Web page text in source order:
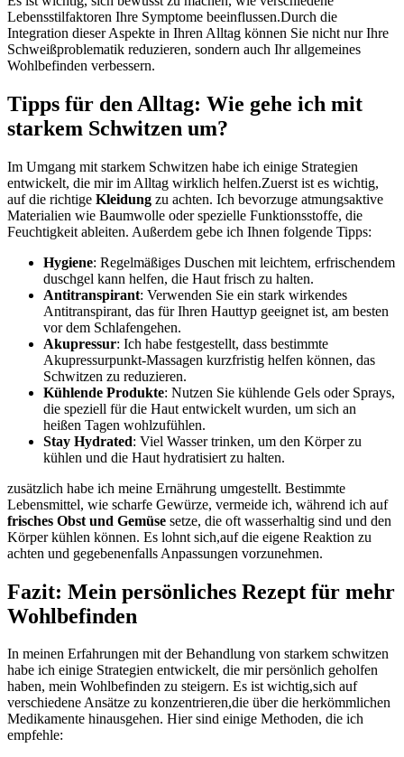
Lebensstilfaktoren Ihre Symptome beeinflussen.Durch die‌
Integration ⁤dieser ⁢Aspekte in​ Ihren Alltag können Sie nicht nur Ihre​
Schweißproblematik reduzieren, ​sondern auch Ihr ⁤allgemeines
Wohlbefinden verbessern.
Tipps für den Alltag: Wie gehe ich mit
starkem⁣ Schwitzen um?
Im‌ Umgang mit starkem Schwitzen ​habe ‍ich einige Strategien
‌entwickelt, die mir im Alltag wirklich helfen.Zuerst ist es wichtig,
auf die richtige Kleidung zu achten. Ich bevorzuge ⁤atmungsaktive⁢
Materialien wie Baumwolle oder spezielle Funktionsstoffe, die
Feuchtigkeit ableiten. Außerdem gebe ⁤ich Ihnen folgende ⁤Tipps:
Hygiene:‍ Regelmäßiges Duschen mit leichtem, ⁣erfrischendem
duschgel kann‍ helfen, die​ Haut frisch zu halten.
Antitranspirant: Verwenden Sie‍ ein stark ⁢wirkendes
Antitranspirant, das für‌ Ihren ⁤Hauttyp⁤ geeignet ist, am besten
vor dem Schlafengehen.
Akupressur: Ich⁢ habe festgestellt, dass ⁢bestimmte
Akupressurpunkt-Massagen kurzfristig helfen können, das
Schwitzen zu reduzieren.
Kühlende Produkte: Nutzen ‍Sie kühlende​ Gels oder Sprays,
die ‌speziell für die⁤ Haut ⁣entwickelt⁣ wurden, um sich an‌
heißen Tagen wohlzufühlen.
Stay Hydrated: Viel Wasser trinken, ⁤um den Körper zu
kühlen und die Haut hydratisiert zu halten.
zusätzlich⁣ habe ich meine Ernährung umgestellt.⁢ Bestimmte
Lebensmittel, wie scharfe Gewürze, vermeide⁣ ich, während⁣ ich auf
frisches Obst ⁤und Gemüse setze, die oft wasserhaltig sind und den
Körper kühlen können. Es lohnt sich,auf ​die eigene Reaktion zu
achten⁤ und gegebenenfalls Anpassungen‌ vorzunehmen.
Fazit: Mein ⁢persönliches Rezept für mehr
Wohlbefinden
In ⁣meinen ‍Erfahrungen mit der Behandlung von starkem schwitzen⁤
habe​ ich einige Strategien entwickelt, die mir persönlich geholfen
haben, mein Wohlbefinden zu ​steigern. Es ist ​wichtig,sich auf
verschiedene Ansätze zu⁤ konzentrieren,die über die herkömmlichen​
Medikamente hinausgehen. Hier sind einige ⁣Methoden, die ‌ich⁣
empfehle: